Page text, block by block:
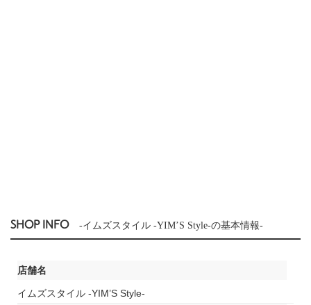
SHOP INFO -イムズスタイル -YIM’S Style-の基本情報-
店舗名
イムズスタイル -YIM’S Style-